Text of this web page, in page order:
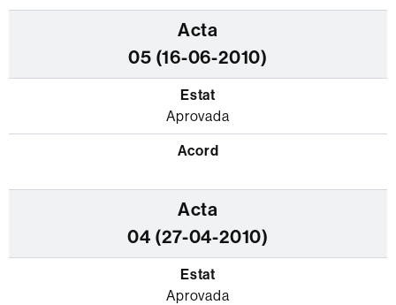
05 (16-06-2010)
Aprovada
04 (27-04-2010)
Aprovada